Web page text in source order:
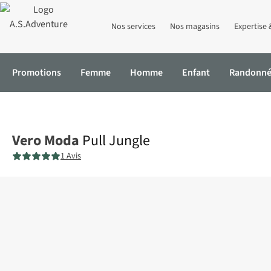
Nos services Nos magasins Expertise
Promotions Femme Homme Enfant
Vero Moda Pull Jungle
1 Avis